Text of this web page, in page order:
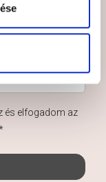
és elfogadom az